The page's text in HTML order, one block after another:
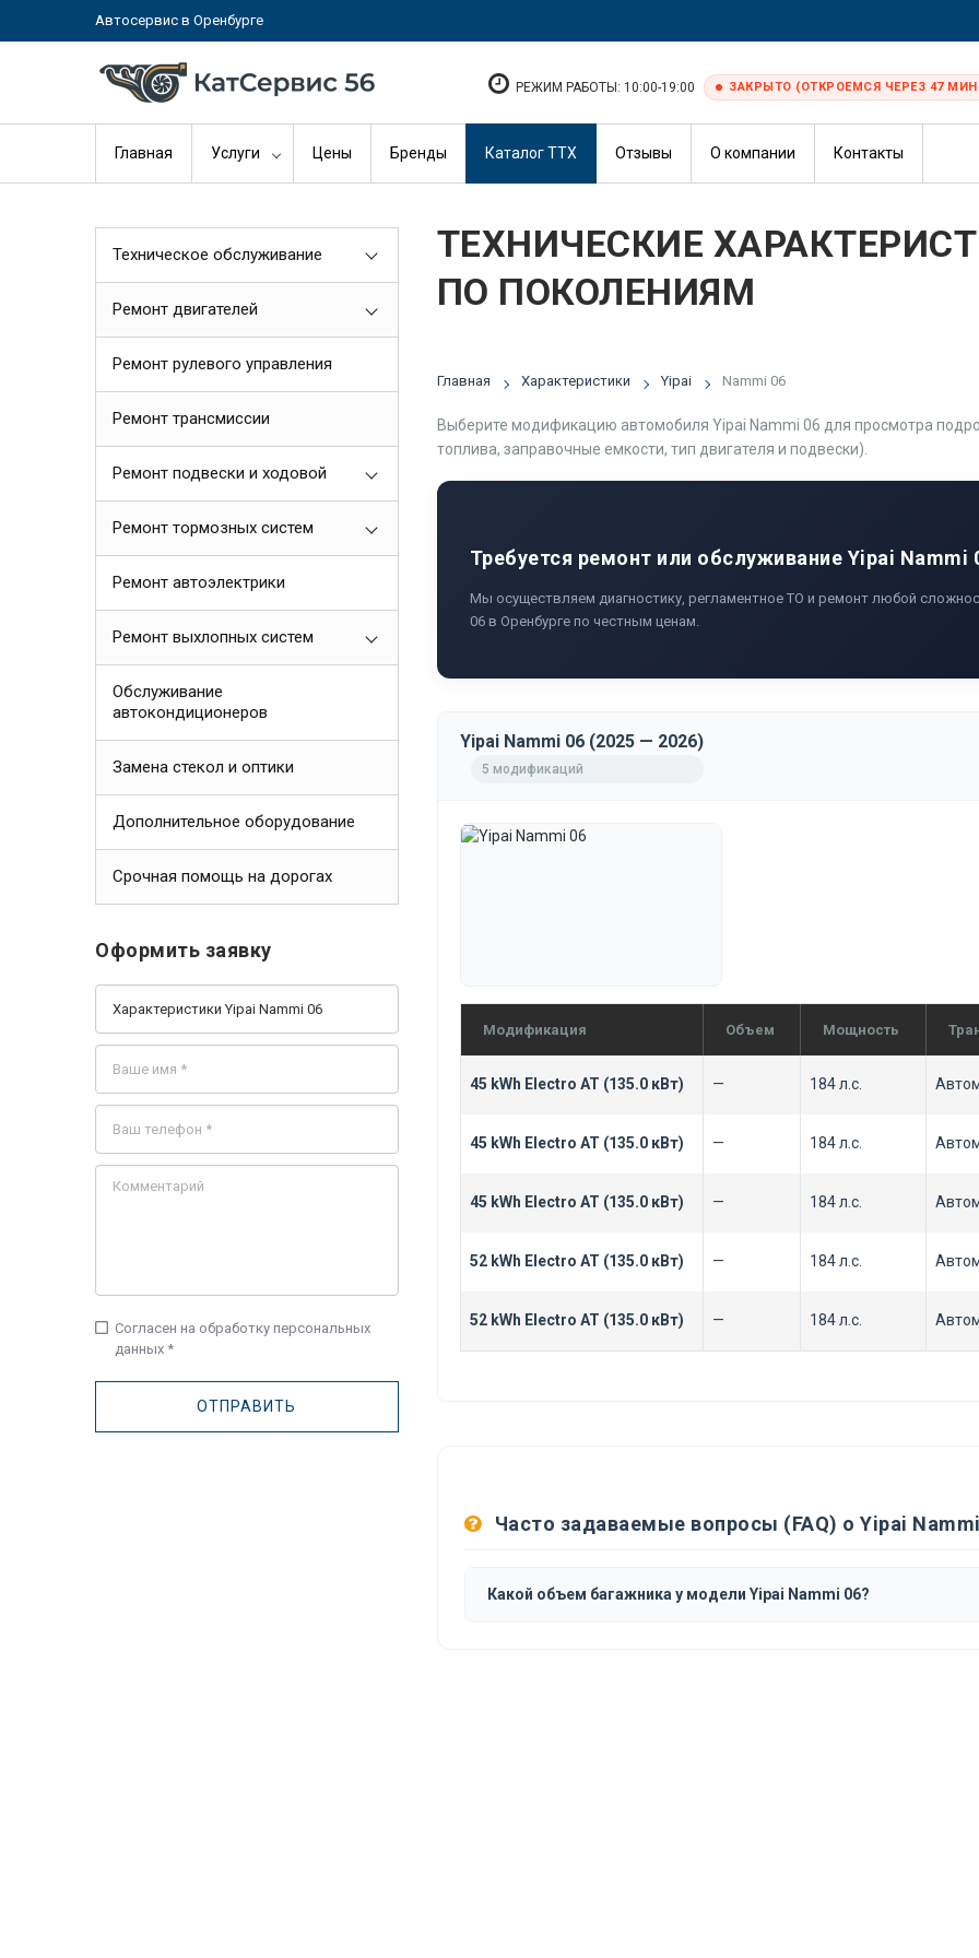
Автосервис в Оренбурге
РЕЖИМ РАБОТЫ: 10:00-19:00 ЗАКРЫТО (ОТКРОЕМСЯ ЧЕРЕЗ 47
Главная Услуги Цены Бренды Каталог ТТХ Отзывы О компании Контакты
ТЕХНИЧЕСКИЕ
ПО ПОКОЛЕНИЯМ
Главная Характеристики Yipai Nammi 06
Выберите модификацию автомобиля Yipai Nammi 06 для просмотра
топлива, заправочные емкости, тип двигателя и подвески).
Требуется ремонт или обслуживание Yipai Nammi
Мы осуществляем диагностику, регламентное ТО и ремонт любой
06 в Оренбурге по честным ценам.
Yipai Nammi 06 (2025 — 2026)
5 модификаций
Модификация Объем Мощность
45 kWh Electro AT (135.0 кВт) — 184 л.с.
45 kWh Electro AT (135.0 кВт) — 184 л.с.
45 kWh Electro AT (135.0 кВт) — 184 л.с.
52 kWh Electro AT (135.0 кВт) — 184 л.с.
52 kWh Electro AT (135.0 кВт) — 184 л.с.
Часто задаваемые вопросы (FAQ) о Yipai
Какой объем багажника у модели Yipai Nammi 06?
Техническое обслуживание
Ремонт двигателей
Ремонт рулевого управления
Ремонт трансмиссии
Ремонт подвески и ходовой
Ремонт тормозных систем
Ремонт автоэлектрики
Ремонт выхлопных систем
Обслуживание
автокондиционеров
Замена стекол и оптики
Дополнительное оборудование
Срочная помощь на дорогах
Оформить заявку
check_box_outline_blank Согласен на обработку персональных
данных *